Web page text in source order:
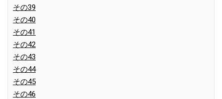
その39
その40
その41
その42
その43
その44
その45
その46